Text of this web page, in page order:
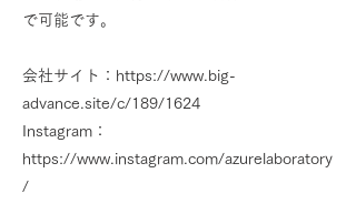
で可能です。
会社サイト： https://www.big-
advance.site/c/189/1624
Instagram：
https://www.instagram.com/azurelaboratory
/